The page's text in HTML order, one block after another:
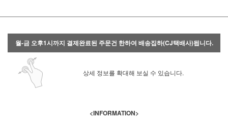
월-금 오후1시까지 결제완료된 주문건 한하여 배송집하(CJ택배사)됩니다.
상세 정보를 확대해 보실 수 있습니다.
<INFORMATION>